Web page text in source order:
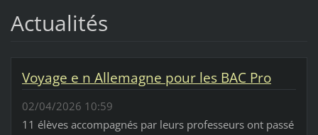
Actualités
Voyage e n Allemagne pour les BAC Pro
02/04/2026 10:59
11 élèves accompagnés par leurs professeurs ont passé